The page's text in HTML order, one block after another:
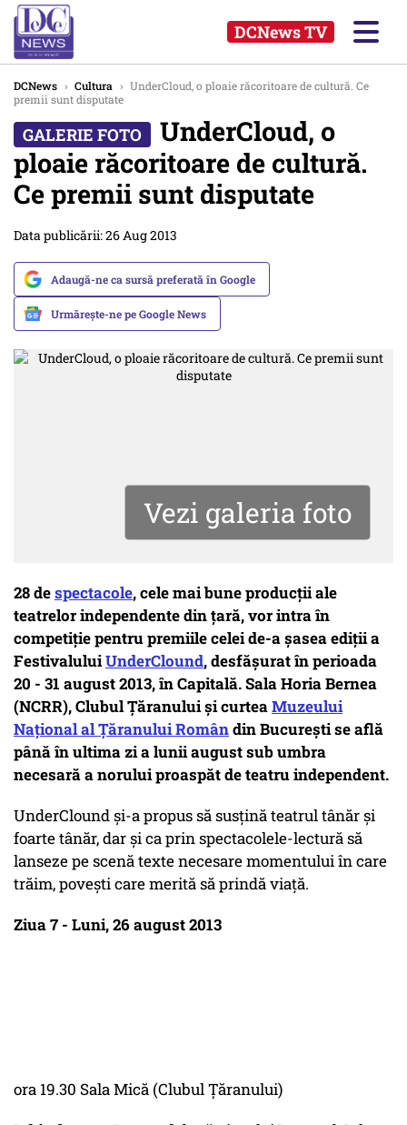
DCNews TV
DCNews › Cultura › UnderCloud, o ploaie răcoritoare de cultură. Ce
premii sunt disputate
UnderCloud, o
ploaie răcoritoare de cultură.
Ce premii sunt disputate
Data publicării: 26 Aug 2013
Adaugă-ne ca sursă preferată în Google
Urmărește-ne pe Google News
Vezi galeria foto
28 despectacole, cele mai bune producţii ale
teatrelor independente din ţară, vor intra în
competiţie pentru premiile celei de-a șasea ediții a
FestivaluluiUnderClound, desfășurat în perioada
20 - 31 august 2013, în Capitală. Sala Horia Bernea
(NCRR), Clubul Ţăranului şi curteaMuzeului
Naţional al Ţăranului Romândin Bucureşti se află
până în ultima zi a lunii august sub umbra
necesară a norului proaspăt de teatru independent.
UnderClound și-a propus să susțină teatrul tânăr și
foarte tânăr, dar și ca prin spectacolele-lectură să
lanseze pe scenă texte necesare momentului în care
trăim, povești care merită să prindă viață.
Ziua 7 - Luni, 26 august 2013
ora 19.30 Sala Mică (Clubul Ţăranului)